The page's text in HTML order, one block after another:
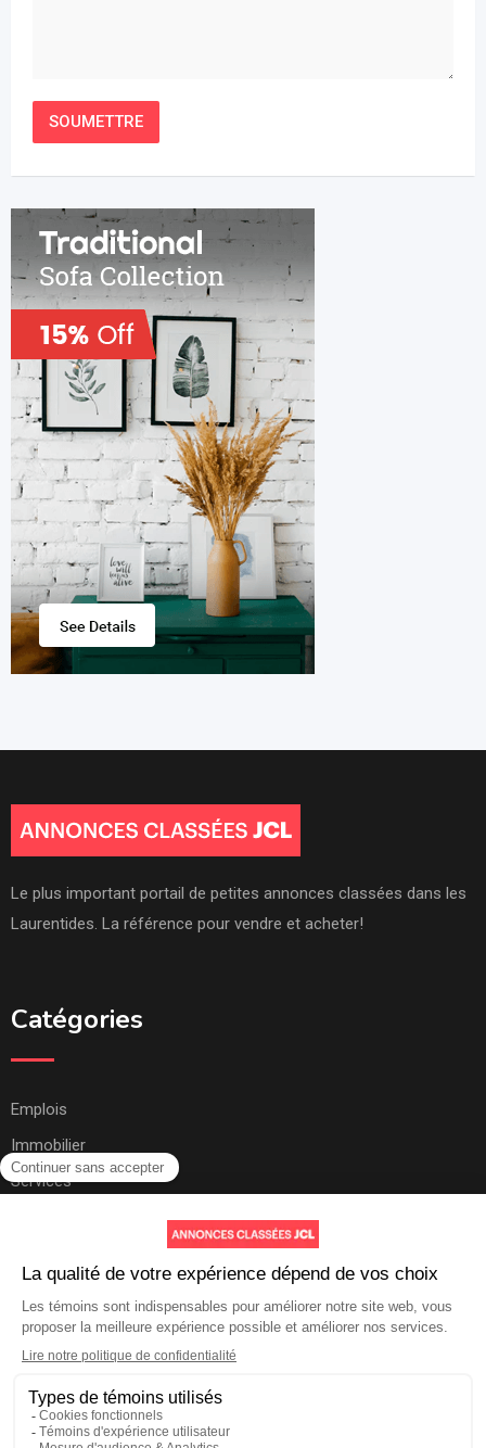
Le plus important portail de petites annonces classées dans les
Laurentides. La référence pour vendre et acheter!
Catégories
Emplois
Immobilier
Services
Aide et soutien
Comment ça marche